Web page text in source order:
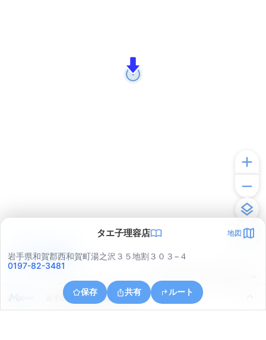
タエ子理容店 地図
岩手県和賀郡西和賀町湯之沢３５地割３０３−４
0197-82-3481
保存 共有 ルート
岩手県和賀郡西和賀町湯之沢
アプリで見る